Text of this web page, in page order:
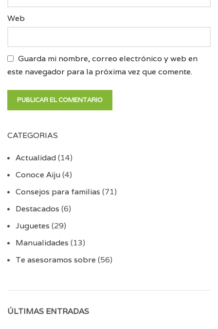
Web
Guarda mi nombre, correo electrónico y web en
este navegador para la próxima vez que comente.
CATEGORIAS
Actualidad(14)
Conoce Aiju(4)
Consejos para familias (71)
Destacados (6)
Juguetes (29)
Manualidades (13)
Te asesoramos sobre (56)
ÚLTIMAS ENTRADAS